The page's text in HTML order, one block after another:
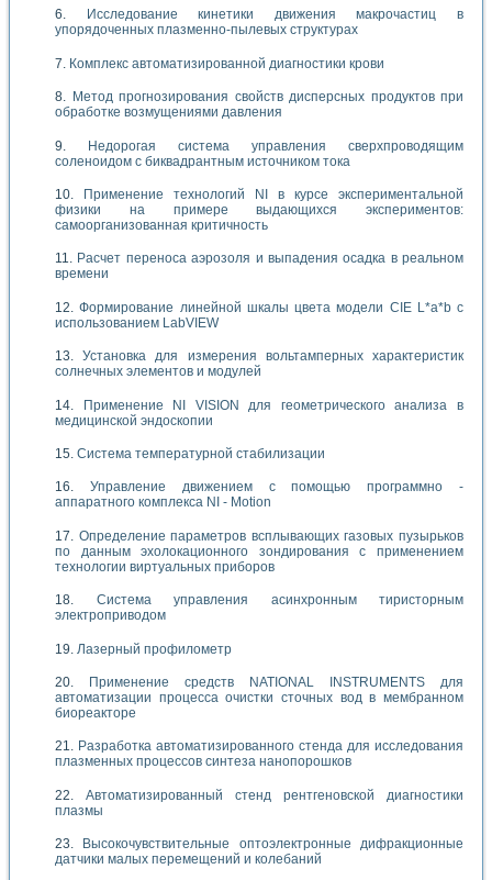
Исследование кинетики движения макрочастиц в
упорядоченных плазменно-пылевых структурах
Комплекс автоматизированной диагностики крови
Метод прогнозирования свойств дисперсных продуктов при
обработке возмущениями давления
Недорогая система управления сверхпроводящим
соленоидом с биквадрантным источником тока
Применение технологий NI в курсе экспериментальной
физики на примере выдающихся экспериментов:
самоорганизованная критичность
Расчет переноса аэрозоля и выпадения осадка в реальном
времени
Формирование линейной шкалы цвета модели CIE L*a*b с
использованием LabVIEW
Установка для измерения вольтамперных характеристик
солнечных элементов и модулей
Применение NI VISION для геометрического анализа в
медицинской эндоскопии
Система температурной стабилизации
Управление движением с помощью программно -
аппаратного комплекса NI - Motion
Определение параметров всплывающих газовых пузырьков
по данным эхолокационного зондирования с применением
технологии виртуальных приборов
Система управления асинхронным тиристорным
электроприводом
Лазерный профилометр
Применение средств NATIONAL INSTRUMENTS для
автоматизации процесса очистки сточных вод в мембранном
биореакторе
Разработка автоматизированного стенда для исследования
плазменных процессов синтеза нанопорошков
Автоматизированный стенд рентгеновской диагностики
плазмы
Высокочувствительные оптоэлектронные дифракционные
датчики малых перемещений и колебаний